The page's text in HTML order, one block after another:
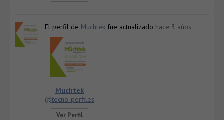
El perfil de Muchtek fue actualizado hace 3 años
Muchtek
@tecno-perfiles
Ver Perfil